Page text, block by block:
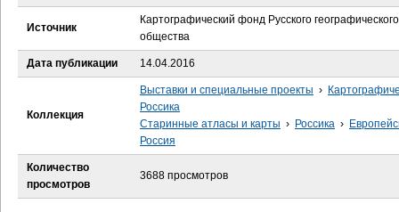
с
ь
Источник
Картографический фонд Русского географического
общества
Дата публикации 14.04.2016
Коллекция
Выставки и специальные проекты ›
Россика
Старинные атласы и карты › Россика ›
Россия
Количество
просмотров
3688 просмотров